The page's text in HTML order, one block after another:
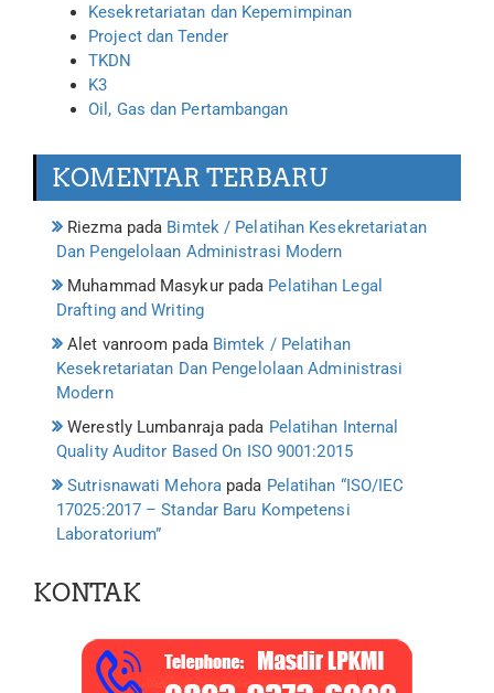
Kesekretariatan dan Kepemimpinan
Project dan Tender
TKDN
K3
Oil, Gas dan Pertambangan
KOMENTAR TERBARU
Riezmapada Bimtek / Pelatihan Kesekretariatan
Dan Pengelolaan Administrasi Modern
Muhammad Masykurpada Pelatihan Legal
Drafting and Writing
Alet vanroom pada Bimtek / Pelatihan
Kesekretariatan Dan Pengelolaan Administrasi
Modern
Werestly Lumbanraja pada Pelatihan Internal
Quality Auditor Based On ISO 9001:2015
Sutrisnawati Mehora pada Pelatihan “ISO/IEC
17025:2017 – Standar Baru Kompetensi
Laboratorium”
KONTAK